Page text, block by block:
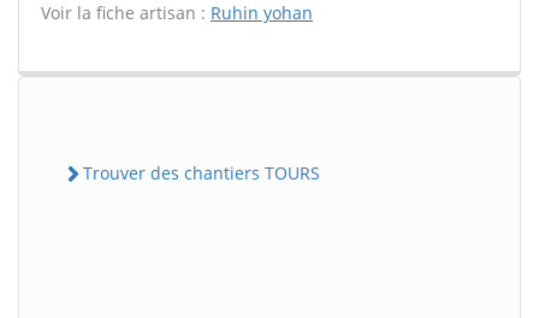
Voir la fiche artisan : Ruhin yohan
Trouver des chantiers TOURS